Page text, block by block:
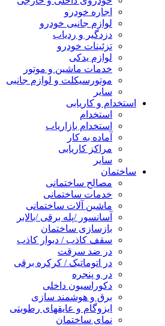
اجاره خودرو
لوازم جانبی خودرو
دزدگیر و ردیاب
تزئینات خودرو
لوازم یدکی
خدمات ماشین و موتور
موتورسیکلت و لوازم جانبی
سایر
استخدام و کاریابی
استخدام
استخدام بازاریاب
آماده به کار
مراکز کاریابی
سایر
ساختمان
مصالح ساختمانی
خدمات ساختمانی
ماشین آلات ساختمانی
آسانسور /پله برقی /بالابر
بازسازی ساختمان
سقف کاذب / دیوار کاذب
در ضد سرقت
در اتوماتیک / کرکره برقی
در و پنجره
دکوراسیون داخلی
برق و هوشمند سازی
ایزوگام و عایقهای رطوبتی
نمای ساختمان